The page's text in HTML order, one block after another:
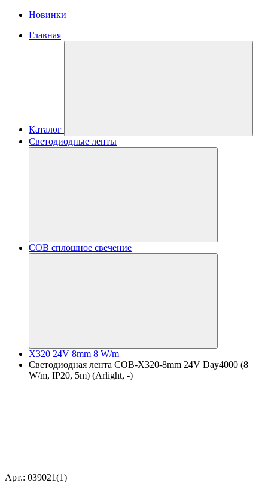
Новинки
Главная
Каталог
Светодиодные ленты
COB сплошное свечение
X320 24V 8mm 8 W/m
Светодиодная лента COB-X320-8mm 24V Day4000 (8
W/m, IP20, 5m) (Arlight, -)
Арт.: 039021(1)